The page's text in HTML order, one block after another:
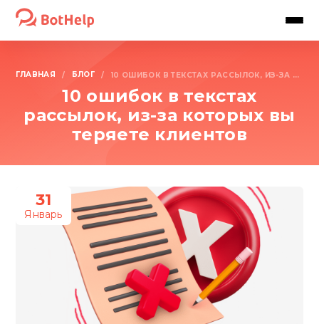
ГЛАВНАЯ / БЛОГ / 10 ОШИБОК В ТЕКСТАХ РАССЫЛОК, ИЗ-ЗА КОТОРЫХ ВЫ ТЕРЯЕТЕ КЛИЕНТОВ
10 ошибок в текстах
рассылок, из-за которых вы
теряете клиентов
31
Январь